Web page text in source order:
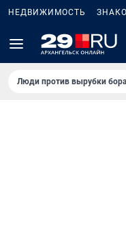
НЕДВИЖИМОСТЬ
Люди против вырубки бора